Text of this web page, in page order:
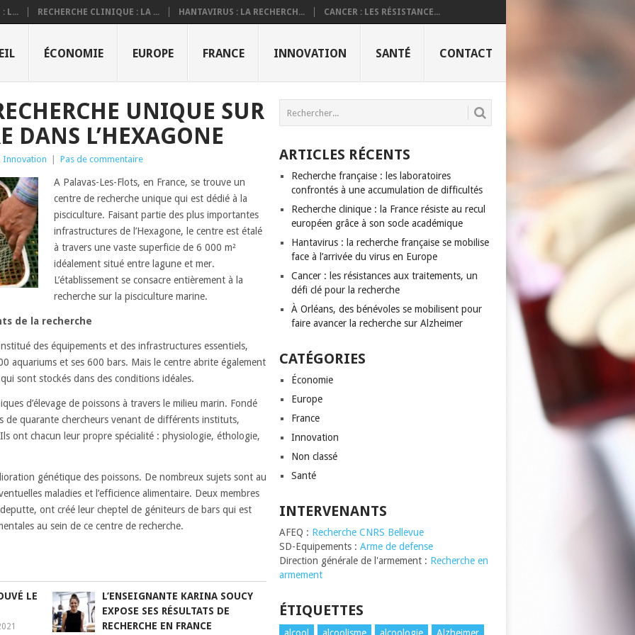
: L... RECHERCHE CLINIQUE : LA ... HANTAVIRUS : LA RECHERCH... CANCER : LES RÉSISTANCE...
ÉCONOMIE EUROPE FRANCE INNOVATION SANTÉ CONTACT
UNIQUE SUR
DANS L’HEXAGONE
Innovation Pas de commentaire
A Palavas-Les-Flots, en France, se trouve un
centre de recherche unique qui est dédié à la
pisciculture. Faisant partie des plus importantes
infrastructures de l’Hexagone, le centre est étalé
à travers une vaste superficie de 6 000 m²
idéalement situé entre lagune et mer.
L’établissement se consacre entièrement à la
recherche sur la pisciculture marine.
de la recherche
des équipements et des infrastructures essentiels,
aquariums et ses 600 bars. Mais le centre abrite également
sont stockés dans des conditions idéales.
d’élevage de poissons à travers le milieu marin. Fondé
de quarante chercheurs venant de différents instituts,
Ils ont chacun leur propre spécialité : physiologie, éthologie,
génétique des poissons. De nombreux sujets sont au
maladies et l’efficience alimentaire. Deux membres
ont créé leur cheptel de géniteurs de bars qui est
au sein de ce centre de recherche.
LE
L’ENSEIGNANTE KARINA SOUCY
EXPOSE SES RÉSULTATS DE
RECHERCHE EN FRANCE
ARTICLES RÉCENTS
Recherche française : les laboratoires
confrontés à une accumulation de difficultés
Recherche clinique : la France résiste au recul
européen grâce à son socle académique
Hantavirus : la recherche française se mobilise
face à l’arrivée du virus en Europe
Cancer : les résistances aux traitements, un
défi clé pour la recherche
À Orléans, des bénévoles se mobilisent pour
faire avancer la recherche sur Alzheimer
CATÉGORIES
Économie
Europe
France
Innovation
Non classé
Santé
INTERVENANTS
AFEQ : Recherche CNRS Bellevue
SD-Equipements : Arme de defense
Direction générale de l'armement : Recherche en
armement
ÉTIQUETTES